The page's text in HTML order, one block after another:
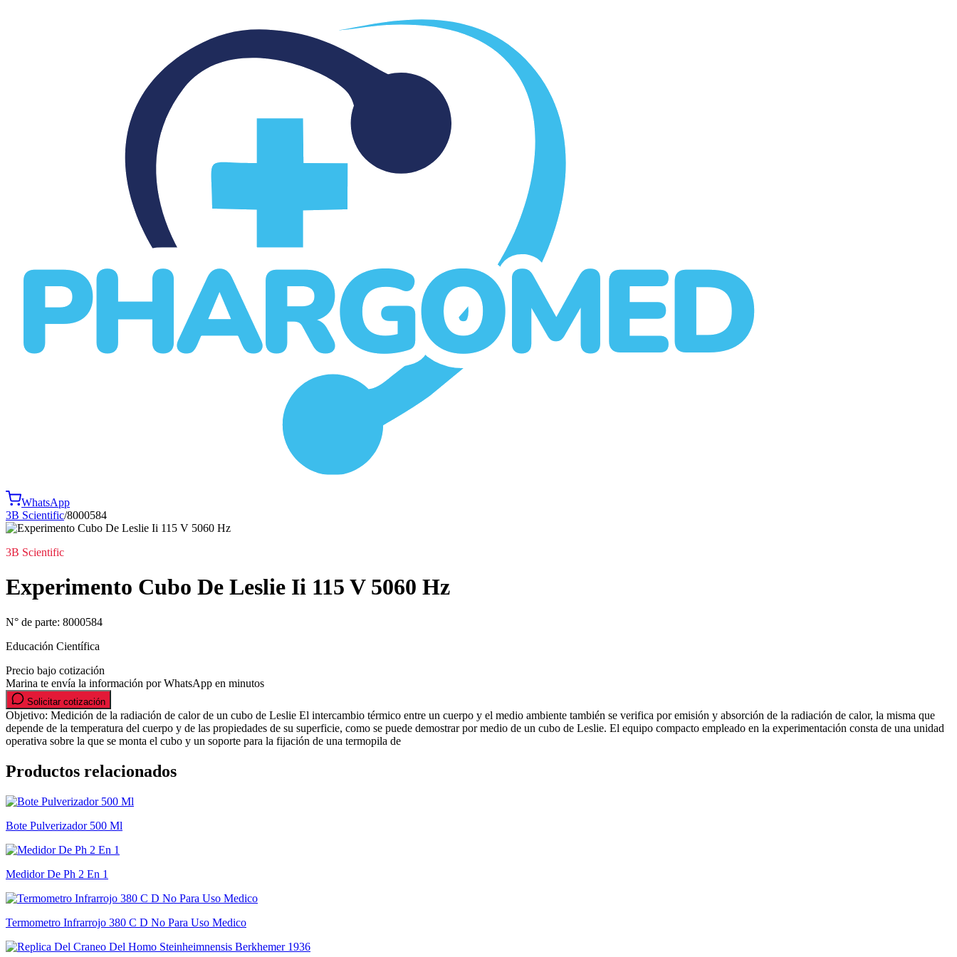
WhatsApp
3B Scientific/8000584
3B Scientific
Experimento Cubo De Leslie Ii 115 V 5060 Hz
N° de parte: 8000584
Educación Científica
Precio bajo cotización
Marina te envía la información por WhatsApp en minutos
Solicitar cotización
Objetivo: Medición de la radiación de calor de un cubo de Leslie El intercambio térmico entre un cuerpo y el medio ambiente también se verifica por emisión y absorción de la radiación de calor, la misma que
depende de la temperatura del cuerpo y de las propiedades de su superficie, como se puede demostrar por medio de un cubo de Leslie. El equipo compacto empleado en la experimentación consta de una unidad
operativa sobre la que se monta el cubo y un soporte para la fijación de una termopila de
Productos relacionados
Bote Pulverizador 500 Ml
Medidor De Ph 2 En 1
Termometro Infrarrojo 380 C D No Para Uso Medico